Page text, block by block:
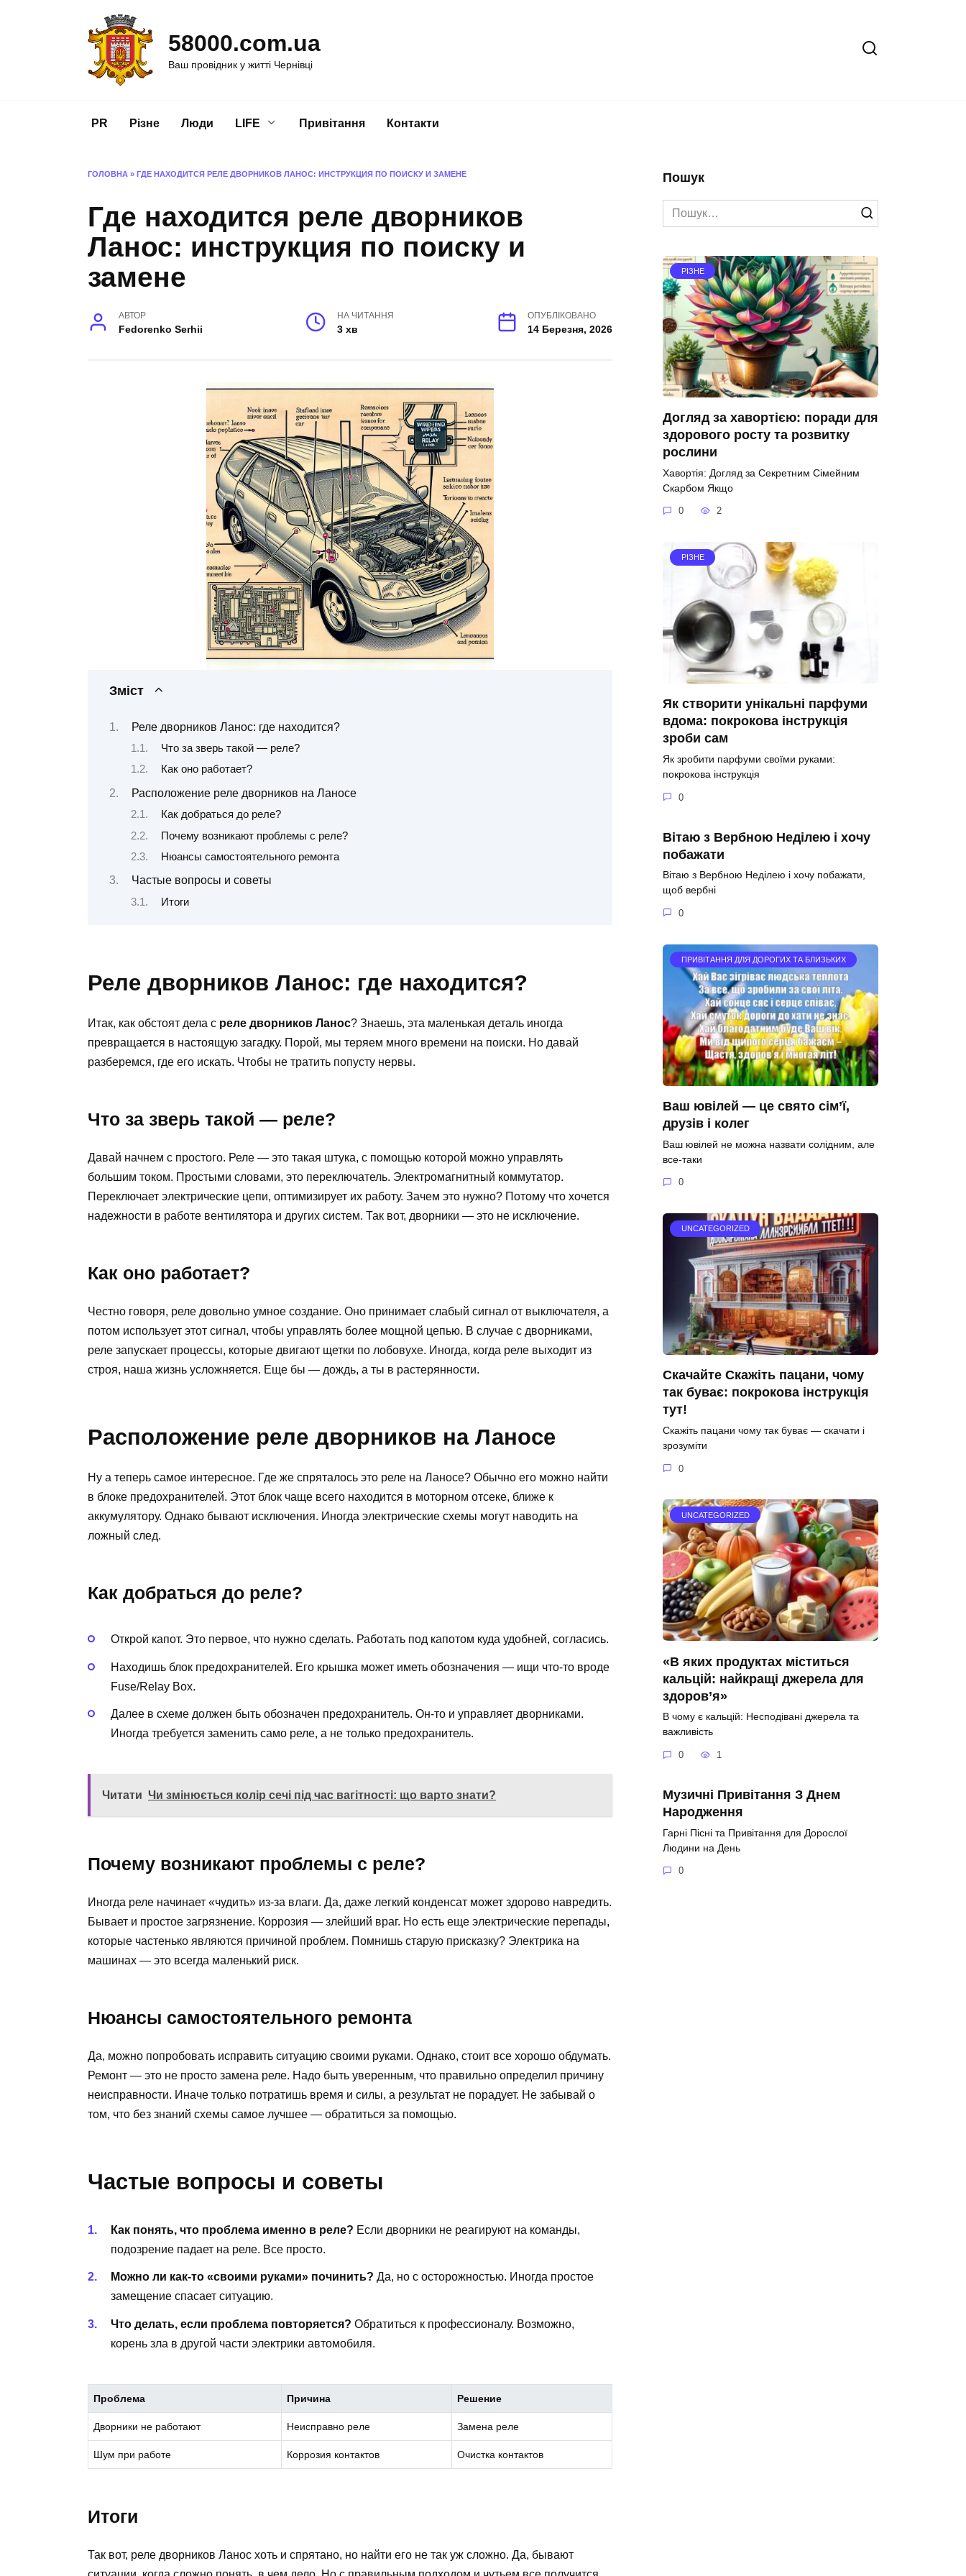
58000.com.ua
Ваш провідник у житті Чернівці
PR Різне Люди LIFE Привітання Контакти
ГОЛОВНА » ГДЕ НАХОДИТСЯ РЕЛЕ ДВОРНИКОВ ЛАНОС: ИНСТРУКЦИЯ ПО ПОИСКУ И ЗАМЕНЕ
Где находится реле дворников
Ланос: инструкция по поиску и
замене
АВТОР
Fedorenko Serhii
НА ЧИТАННЯ
3 хв
ОПУБЛІКОВАНО
14 Березня, 2026
Зміст
Реле дворников Ланос: где находится?
Что за зверь такой — реле?
Как оно работает?
Расположение реле дворников на Ланосе
Как добраться до реле?
Почему возникают проблемы с реле?
Нюансы самостоятельного ремонта
Частые вопросы и советы
Итоги
Реле дворников Ланос: где находится?
Итак, как обстоят дела с реле дворников Ланос? Знаешь, эта маленькая деталь иногда
превращается в настоящую загадку. Порой, мы теряем много времени на поиски. Но давай
разберемся, где его искать. Чтобы не тратить попусту нервы.
Что за зверь такой — реле?
Давай начнем с простого. Реле — это такая штука, с помощью которой можно управлять
большим током. Простыми словами, это переключатель. Электромагнитный коммутатор.
Переключает электрические цепи, оптимизирует их работу. Зачем это нужно? Потому что хочется
надежности в работе вентилятора и других систем. Так вот, дворники — это не исключение.
Как оно работает?
Честно говоря, реле довольно умное создание. Оно принимает слабый сигнал от выключателя, а
потом использует этот сигнал, чтобы управлять более мощной цепью. В случае с дворниками,
реле запускает процессы, которые двигают щетки по лобовухе. Иногда, когда реле выходит из
строя, наша жизнь усложняется. Еще бы — дождь, а ты в растерянности.
Расположение реле дворников на Ланосе
Ну а теперь самое интересное. Где же спряталось это реле на Ланосе? Обычно его можно найти
в блоке предохранителей. Этот блок чаще всего находится в моторном отсеке, ближе к
аккумулятору. Однако бывают исключения. Иногда электрические схемы могут наводить на
ложный след.
Как добраться до реле?
Открой капот. Это первое, что нужно сделать. Работать под капотом куда удобней, согласись.
Находишь блок предохранителей. Его крышка может иметь обозначения — ищи что-то вроде
Fuse/Relay Box.
Далее в схеме должен быть обозначен предохранитель. Он-то и управляет дворниками.
Иногда требуется заменить само реле, а не только предохранитель.
Читати Чи змінюється колір сечі під час вагітності: що варто знати?
Почему возникают проблемы с реле?
Иногда реле начинает «чудить» из-за влаги. Да, даже легкий конденсат может здорово навредить.
Бывает и простое загрязнение. Коррозия — злейший враг. Но есть еще электрические перепады,
которые частенько являются причиной проблем. Помнишь старую присказку? Электрика на
машинах — это всегда маленький риск.
Нюансы самостоятельного ремонта
Да, можно попробовать исправить ситуацию своими руками. Однако, стоит все хорошо обдумать.
Ремонт — это не просто замена реле. Надо быть уверенным, что правильно определил причину
неисправности. Иначе только потратишь время и силы, а результат не порадует. Не забывай о
том, что без знаний схемы самое лучшее — обратиться за помощью.
Частые вопросы и советы
Как понять, что проблема именно в реле? Если дворники не реагируют на команды,
подозрение падает на реле. Все просто.
Можно ли как-то «своими руками» починить? Да, но с осторожностью. Иногда простое
замещение спасает ситуацию.
Что делать, если проблема повторяется? Обратиться к профессионалу. Возможно,
корень зла в другой части электрики автомобиля.
Проблема Причина Решение
Дворники не работают Неисправно реле Замена реле
Шум при работе Коррозия контактов Очистка контактов
Итоги
Так вот, реле дворников Ланос хоть и спрятано, но найти его не так уж сложно. Да, бывают
Пошук
Search
for:
РІЗНЕ
Догляд за хавортією: поради для
здорового росту та розвитку
рослини
Хавортія: Догляд за Секретним Сімейним
Скарбом Якщо
0 2
РІЗНЕ
Як створити унікальні парфуми
вдома: покрокова інструкція
зроби сам
Як зробити парфуми своїми руками:
покрокова інструкція
0
Вітаю з Вербною Неділею і хочу
побажати
Вітаю з Вербною Неділею і хочу побажати,
щоб вербні
0
ПРИВІТАННЯ ДЛЯ ДОРОГИХ ТА БЛИЗЬКИХ
Ваш ювілей — це свято сім’ї,
друзів і колег
Ваш ювілей не можна назвати солідним, але
все-таки
0
UNCATEGORIZED
Скачайте Скажіть пацани, чому
так буває: покрокова інструкція
тут!
Скажіть пацани чому так буває — скачати і
зрозуміти
0
UNCATEGORIZED
«В яких продуктах міститься
кальцій: найкращі джерела для
здоров’я»
В чому є кальцій: Несподівані джерела та
важливість
0 1
Музичні Привітання З Днем
Народження
Гарні Пісні та Привітання для Дорослої
Людини на День
0